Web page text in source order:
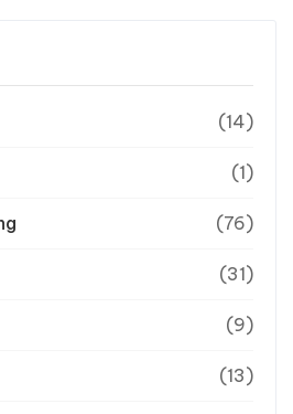
(14)
(1)
(76)
(31)
(9)
(13)